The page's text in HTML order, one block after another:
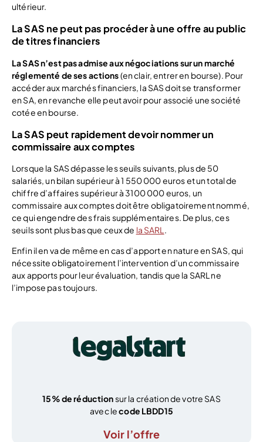
ultérieur.
La SAS ne peut pas procéder à une offre au public
de titres financiers
La SAS n’est pas admise aux négociations sur un marché
réglementé de ses actions(en clair, entrer en bourse). Pour
accéder aux marchés financiers, la SAS doit se transformer
en SA, en revanche elle peut avoir pour associé une société
cotée en bourse.
La SAS peut rapidement devoir nommer un
commissaire aux comptes
Lorsque la SAS dépasse les seuils suivants, plus de 50
salariés, un bilan supérieur à 1 550 000 euros et un total de
chiffre d’affaires supérieur à 3100 000 euros, un
commissaire aux comptes doit être obligatoirement nommé,
ce qui engendre des frais supplémentaires. De plus, ces
seuils sont plus bas que ceux de la SARL .
Enfin il en va de même en cas d’apport en nature en SAS, qui
nécessite obligatoirement l’intervention d’un commissaire
aux apports pour leur évaluation, tandis que la SARL ne
l’impose pas toujours.
15% de réductionsur la création de votre SAS
avec lecode LBDD15
Voir l’offre